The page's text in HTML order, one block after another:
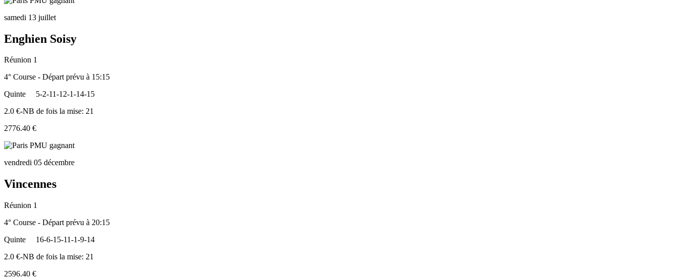
samedi 13 juillet
Enghien Soisy
Réunion 1
4° Course - Départ prévu à 15:15
Quinte
5-2-11-12-1-14-15
2.0 €-NB de fois la mise: 21
2776.40 €
vendredi 05 décembre
Vincennes
Réunion 1
4° Course - Départ prévu à 20:15
Quinte
16-6-15-11-1-9-14
2.0 €-NB de fois la mise: 21
2596.40 €